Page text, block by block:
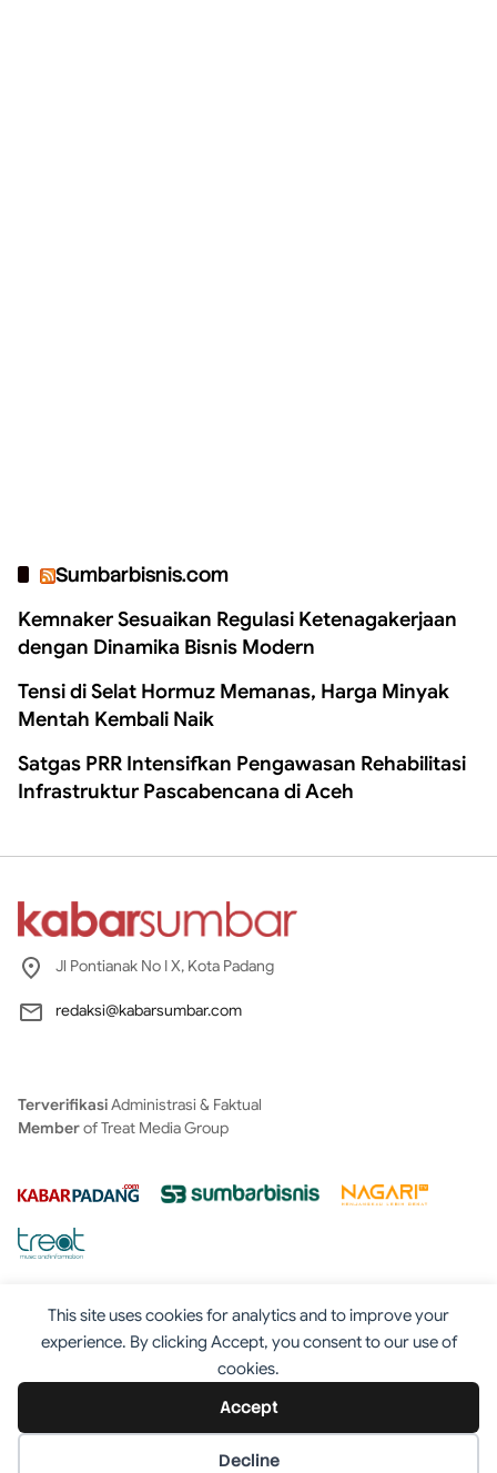
This site uses cookies for analytics and to improve your
experience. By clicking Accept, you consent to our use of
cookies.
Accept
Decline
Sumbarbisnis.com
Kemnaker Sesuaikan Regulasi Ketenagakerjaan
dengan Dinamika Bisnis Modern
Tensi di Selat Hormuz Memanas, Harga Minyak
Mentah Kembali Naik
Satgas PRR Intensifkan Pengawasan Rehabilitasi
Infrastruktur Pascabencana di Aceh
Jl Pontianak No I X, Kota Padang
redaksi@kabarsumbar.com
TerverifikasiAdministrasi & Faktual
Memberof Treat Media Group
Tentang Redaksi Kontak Disclaimer
Iklan